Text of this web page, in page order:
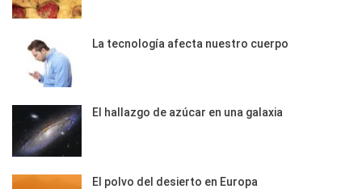
La tecnología afecta nuestro cuerpo
El hallazgo de azúcar en una galaxia
El polvo del desierto en Europa